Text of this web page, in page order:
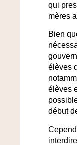
qui
mères
Bien
élèves
élèves
début